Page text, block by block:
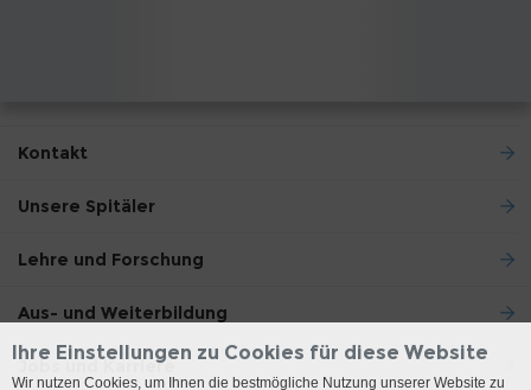
Kontakt
Unsere Spitäler
Lehre und Forschung
Aus- und Weiterbildung
Jobs und Karriere
Ihre Einstellungen zu Cookies für diese Website
Wir nutzen Cookies, um Ihnen die bestmögliche Nutzung unserer Website zu